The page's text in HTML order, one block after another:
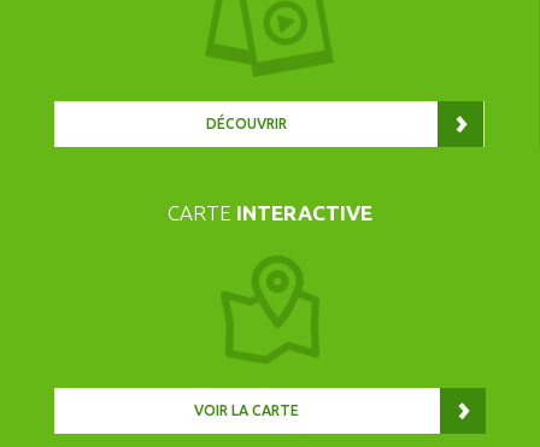
DÉCOUVRIR
CARTE INTERACTIVE
VOIR LA CARTE